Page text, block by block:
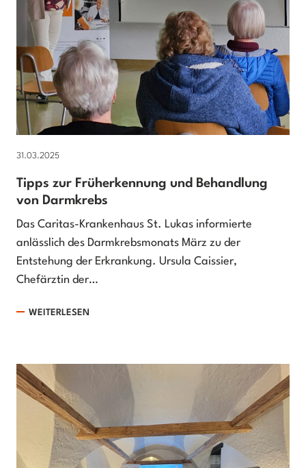
31.03.2025
Tipps zur Früherkennung und Behandlung
von Darmkrebs
Das Caritas-Krankenhaus St. Lukas informierte
anlässlich des Darmkrebsmonats März zu der
Entstehung der Erkrankung. Ursula Caissier,
Chefärztin der…
WEITERLESEN